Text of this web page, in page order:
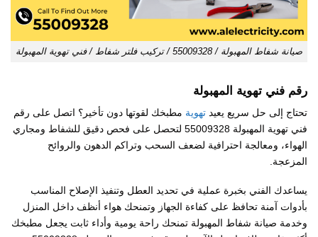
صيانة شفاط المهبولة / 55009328 / تركيب فلتر شفاط / فني تهوية المهبولة
رقم فني تهوية المهبولة
تحتاج إلى حل سريع يعيد تهوية مطبخك لقوتها دون تأخير؟ اتصل على رقم
فني تهوية المهبولة 55009328 لتحصل على فحص دقيق للشفاط ومجاري
الهواء، ومعالجة احترافية لضعف السحب وتراكم الدهون والروائح
المزعجة.
يساعدك الفني بخبرة عملية في تحديد العطل وتنفيذ الإصلاح المناسب
بأدوات آمنة تحافظ على كفاءة الجهاز وتمنحك هواء أنظف داخل المنزل
وخدمة صيانة شفاط المهبولة تمنحك راحة يومية وأداء ثابت يجعل مطبخك